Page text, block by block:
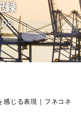
録
感じる表現｜フネコネ